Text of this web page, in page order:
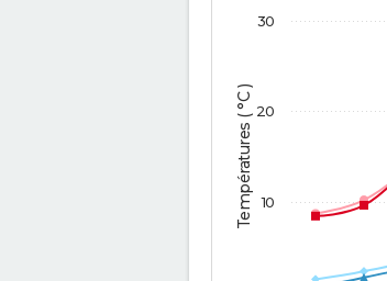
Températures ( °C ) 10
20
30